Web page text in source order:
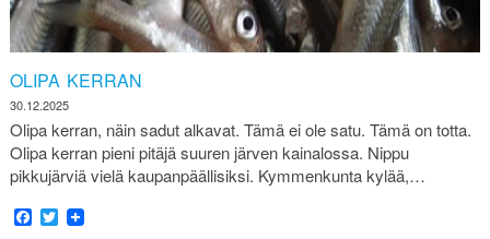
OLIPA KERRAN
30.12.2025
Olipa kerran, näin sadut alkavat. Tämä ei ole satu. Tämä on totta.
Olipa kerran pieni pitäjä suuren järven kainalossa. Nippu
pikkujärviä vielä kaupanpäällisiksi. Kymmenkunta kylää,…
Facebook
Twitter